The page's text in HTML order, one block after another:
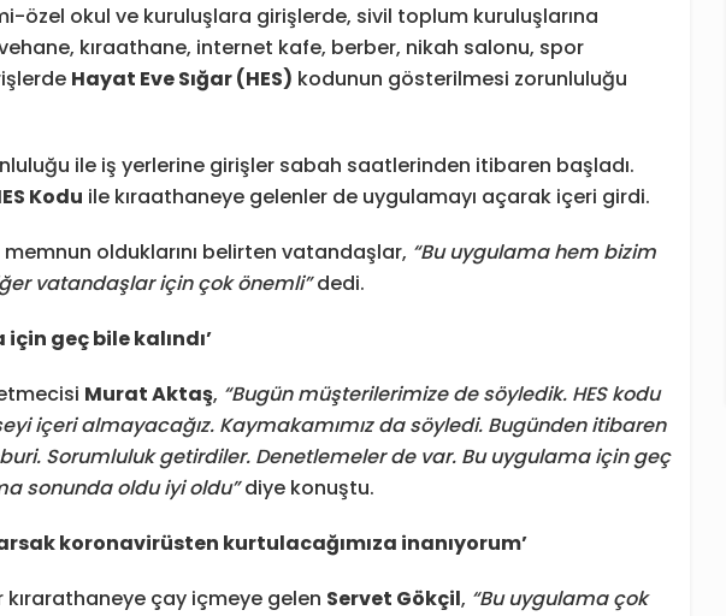
özel okul ve kuruluşlara girişlerde, sivil toplum kuruluşlarına
kıraathane, internet kafe, berber, nikah salonu, spor
Hayat Eve Sığar (HES) kodunun gösterilmesi zorunluluğu
ile iş yerlerine girişler sabah saatlerinden itibaren başladı.
Kodu ile kıraathaneye gelenler de uygulamayı açarak içeri girdi.
olduklarını belirten vatandaşlar, “Bu uygulama hem bizim
vatandaşlar için çok önemli”dedi.
geç bile kalındı’
Murat Aktaş, “Bugün müşterilerimize de söyledik. HES kodu
içeri almayacağız. Kaymakamımız da söyledi. Bugünden itibaren
Sorumluluk getirdiler. Denetlemeler de var. Bu uygulama için geç
sonunda oldu iyi oldu”diye konuştu.
koronavirüsten kurtulacağımıza inanıyorum’
kırarathaneye çay içmeye gelen Servet Gökçil, “Bu uygulama çok